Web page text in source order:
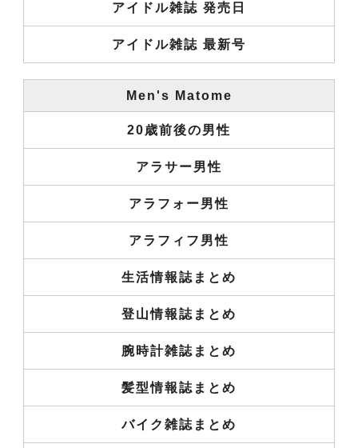
アイドル雑誌 発売日
アイドル雑誌 最新号
Men's Matome
20歳前後の男性
アラサー男性
アラフォー男性
アラフィフ男性
生活情報誌まとめ
登山情報誌まとめ
腕時計雑誌まとめ
髪型情報誌まとめ
バイク雑誌まとめ